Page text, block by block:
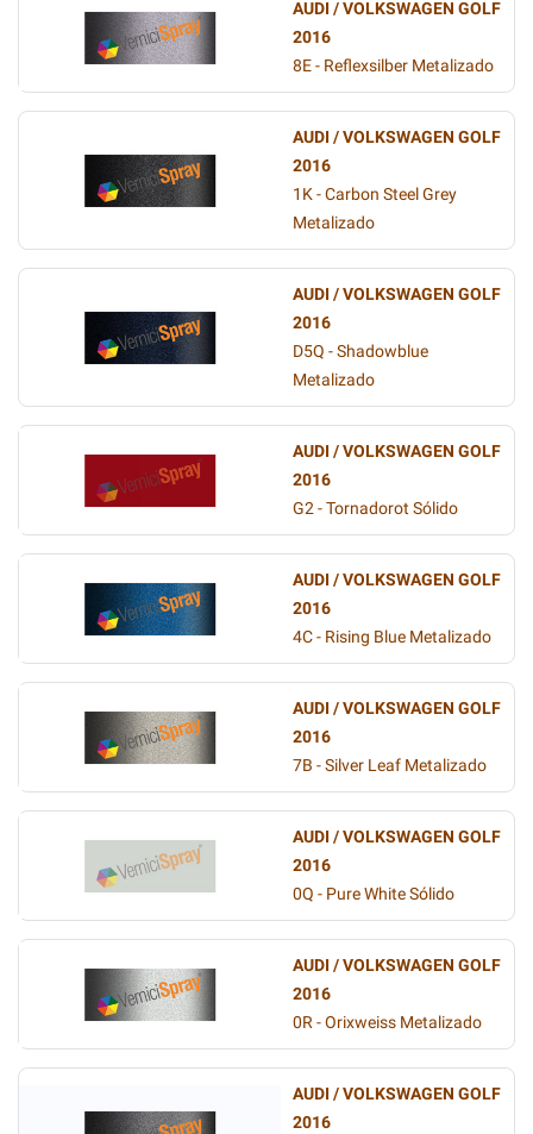
AUDI / VOLKSWAGEN GOLF
2016
8E - Reflexsilber Metalizado
AUDI / VOLKSWAGEN GOLF
2016
1K - Carbon Steel Grey
Metalizado
AUDI / VOLKSWAGEN GOLF
2016
D5Q - Shadowblue
Metalizado
AUDI / VOLKSWAGEN GOLF
2016
G2 - Tornadorot Sólido
AUDI / VOLKSWAGEN GOLF
2016
4C - Rising Blue Metalizado
AUDI / VOLKSWAGEN GOLF
2016
7B - Silver Leaf Metalizado
AUDI / VOLKSWAGEN GOLF
2016
0Q - Pure White Sólido
AUDI / VOLKSWAGEN GOLF
2016
0R - Orixweiss Metalizado
AUDI / VOLKSWAGEN GOLF
2016